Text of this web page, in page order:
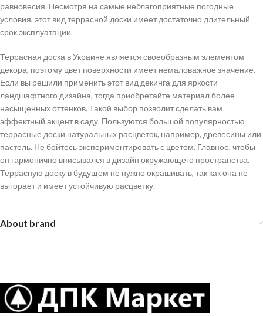
равновесия. Несмотря на самые неблагоприятные погодные
условия, этот вид террасной доски имеет достаточно длительный
срок эксплуатации.
Террасная доска в Украине является своеобразным элементом
декора, поэтому цвет поверхности имеет немаловажное значение.
Если вы решили применить этот вид декинга для яркости
ландшафтного дизайна, тогда приобретайте материал более
насыщенных оттенков. Такой выбор позволит сделать вам
эффектный акцент в саду. Пользуются большой популярностью
террасные доски натуральных расцветок, например, древесины или
пастель. Не бойтесь экспериментировать с цветом. Главное, чтобы
он гармонично вписывался в дизайн окружающего пространства.
Террасную доску в будущем не нужно окрашивать, так как она не
выгорает и имеет устойчивую расцветку.
About brand